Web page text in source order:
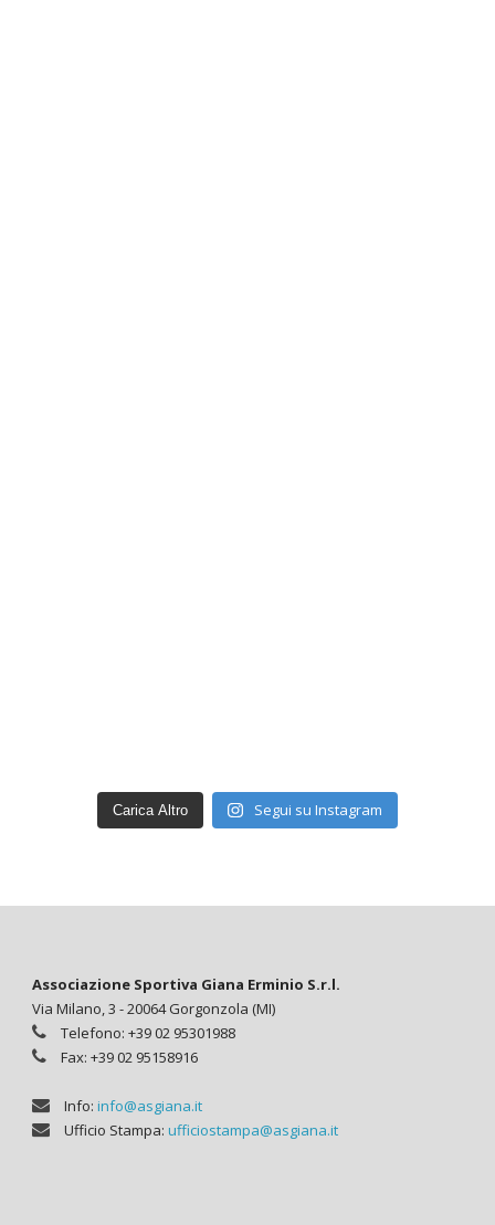
Carica Altro Segui su Instagram
Associazione Sportiva Giana Erminio S.r.l.
Via Milano, 3 - 20064 Gorgonzola (MI)
Telefono: +39 02 95301988
Fax: +39 02 95158916
Info: info@asgiana.it
Ufficio Stampa: ufficiostampa@asgiana.it